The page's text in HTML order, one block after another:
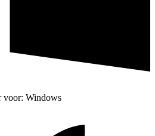
voor: Windows